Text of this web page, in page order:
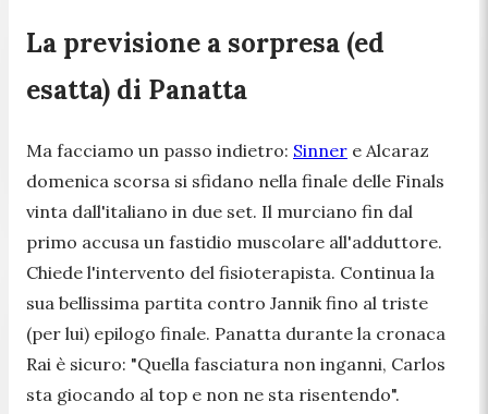
La previsione a sorpresa (ed
esatta) di Panatta
Ma facciamo un passo indietro: Sinner e Alcaraz
domenica scorsa si sfidano nella finale delle Finals
vinta dall'italiano in due set. Il murciano fin dal
primo accusa un fastidio muscolare all'adduttore.
Chiede l'intervento del fisioterapista. Continua la
sua bellissima partita contro Jannik fino al triste
(per lui) epilogo finale. Panatta durante la cronaca
Rai è sicuro: "Quella fasciatura non inganni, Carlos
sta giocando al top e non ne sta risentendo".